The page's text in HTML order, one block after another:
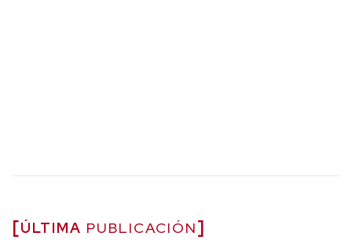
ÚLTIMA PUBLICACIÓN